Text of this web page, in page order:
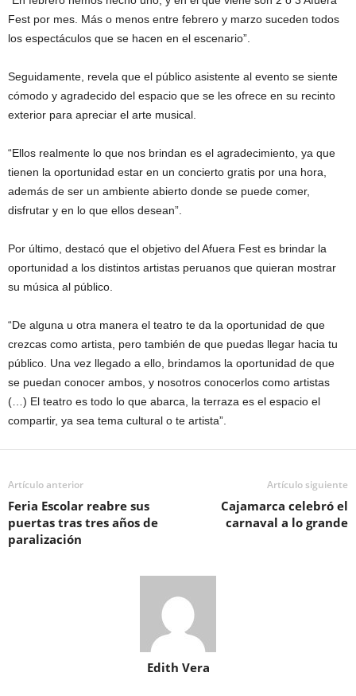
Fest por mes. Más o menos entre febrero y marzo suceden todos
los espectáculos que se hacen en el escenario”.
Seguidamente, revela que el público asistente al evento se siente
cómodo y agradecido del espacio que se les ofrece en su recinto
exterior para apreciar el arte musical.
“Ellos realmente lo que nos brindan es el agradecimiento, ya que
tienen la oportunidad estar en un concierto gratis por una hora,
además de ser un ambiente abierto donde se puede comer,
disfrutar y en lo que ellos desean”.
Por último, destacó que el objetivo del Afuera Fest es brindar la
oportunidad a los distintos artistas peruanos que quieran mostrar
su música al público.
“De alguna u otra manera el teatro te da la oportunidad de que
crezcas como artista, pero también de que puedas llegar hacia tu
público. Una vez llegado a ello, brindamos la oportunidad de que
se puedan conocer ambos, y nosotros conocerlos como artistas
(…) El teatro es todo lo que abarca, la terraza es el espacio el
compartir, ya sea tema cultural o te artista”.
Artículo anterior
Feria Escolar reabre sus
puertas tras tres años de
paralización
Artículo siguiente
Cajamarca celebró el
carnaval a lo grande
Edith Vera